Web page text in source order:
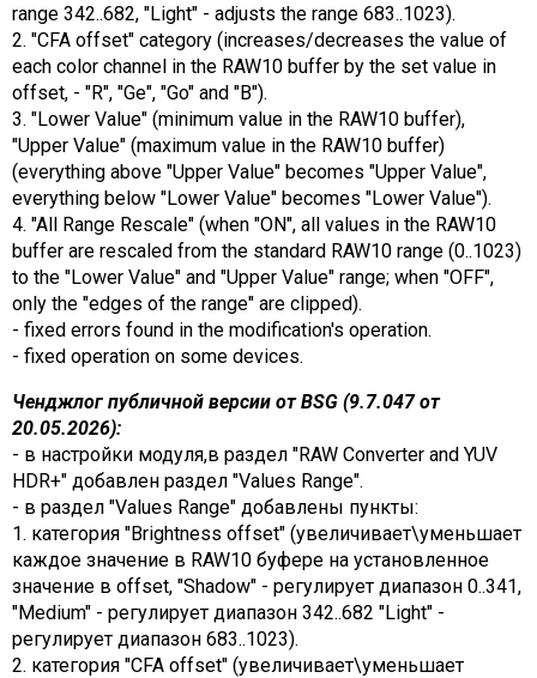
range 342..682, "Light" - adjusts the range 683..1023).
2. "CFA offset" category (increases/decreases the value of
each color channel in the RAW10 buffer by the set value in
offset, - "R", "Ge", "Go" and "B").
3. "Lower Value" (minimum value in the RAW10 buffer),
"Upper Value" (maximum value in the RAW10 buffer)
(everything above "Upper Value" becomes "Upper Value",
everything below "Lower Value" becomes "Lower Value").
4. "All Range Rescale" (when "ON", all values ​​in the RAW10
buffer are rescaled from the standard RAW10 range (0..1023)
to the "Lower Value" and "Upper Value" range; when "OFF",
only the "edges of the range" are clipped).
- fixed errors found in the modification's operation.
- fixed operation on some devices.
Ченджлог публичной версии от BSG (9.7.047 от
20.05.2026):
- в настройки модуля,в раздел "RAW Converter and YUV
HDR+" добавлен раздел "Values Range".
- в раздел "Values Range" добавлены пункты:
1. категория "Brightness offset" (увеличивает\уменьшает
каждое значение в RAW10 буфере на установленное
значение в offset, "Shadow" - регулирует диапазон 0..341,
"Medium" - регулирует диапазон 342..682 "Light" -
регулирует диапазон 683..1023).
2. категория "CFA offset" (увеличивает\уменьшает